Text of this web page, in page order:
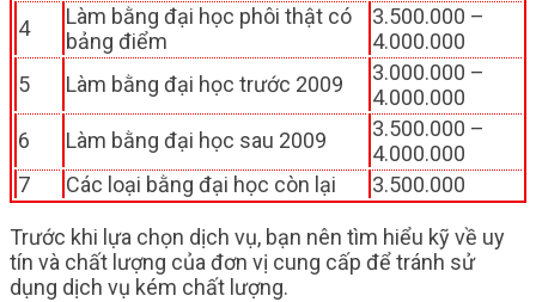
4
Làm bằng đại học phôi thật có
bảng điểm
3.500.000 –
4.000.000
5
Làm bằng đại học trước 2009
3.000.000 –
4.000.000
6
Làm bằng đại học sau 2009
3.500.000 –
4.000.000
7
Các loại bằng đại học còn lại 3.500.000
Trước khi lựa chọn dịch vụ, bạn nên tìm hiểu kỹ về uy
tín và chất lượng của đơn vị cung cấp để tránh sử
dụng dịch vụ kém chất lượng.